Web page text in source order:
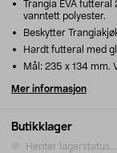
Butikklager
Henter lagerstatus...
Trangia EVA futteral
vanntett polyester.
Beskytter
Hardt futteral med
Mål: 235 x 134 mm.
Mer informasjon